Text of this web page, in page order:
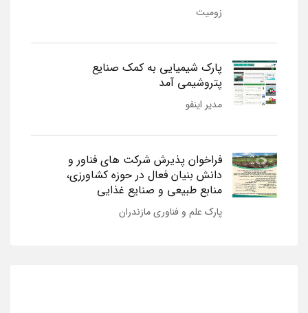
زومیت
پارک شیمیایی به کمک صنایع
پتروشیمی آمد
مدیر اینفو
فراخوان پذیرش شرکت های فناور و
دانش بنیان فعال در حوزه کشاورزی،
منابع طبیعی و صنایع غذایی
پارک علم و فناوری مازندران